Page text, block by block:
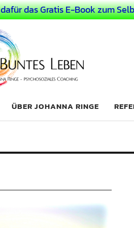
das Gratis E-Book zum
ÜBER JOHANNA RINGE